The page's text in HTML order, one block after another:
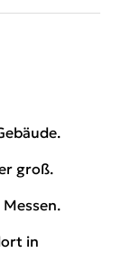
groß.
in